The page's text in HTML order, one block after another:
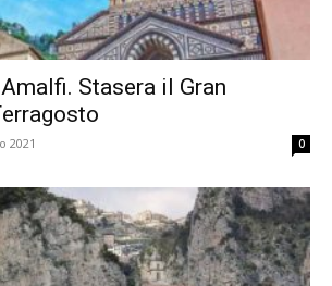
Stasera il Gran
2021 0